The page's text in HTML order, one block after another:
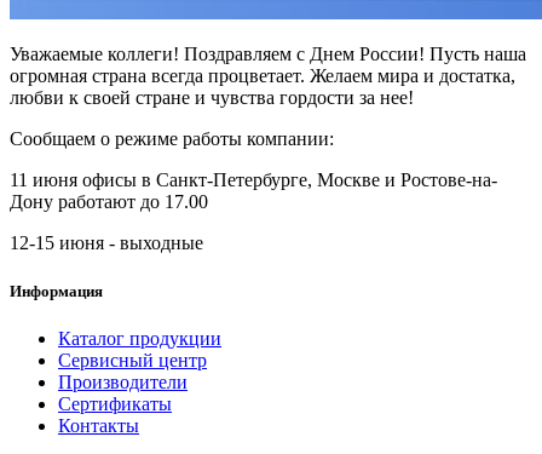
Уважаемые коллеги! Поздравляем с Днем России! Пусть наша
огромная страна всегда процветает. Желаем мира и достатка,
любви к своей стране и чувства гордости за нее!
Сообщаем о режиме работы компании:
11 июня офисы в Санкт-Петербурге, Москве и Ростове-на-
Дону работают до 17.00
12-15 июня - выходные
Информация
Каталог продукции
Сервисный центр
Производители
Сертификаты
Контакты